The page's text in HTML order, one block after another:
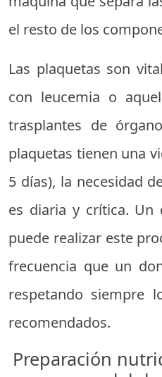
el resto de los
Las plaquetas son
con leucemia o
trasplantes de
plaquetas tienen una
5 días), la necesidad
es diaria y crítica. Un
puede realizar este
frecuencia que un
respetando siempre
recomendados.
Preparación